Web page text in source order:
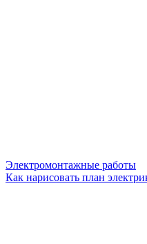
Электромонтажные работы
Как нарисовать план